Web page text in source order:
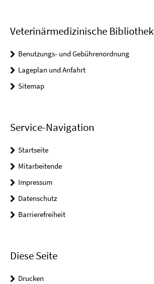
Veterinärmedizinische Bibliothek
Benutzungs- und Gebührenordnung
Lageplan und Anfahrt
Sitemap
Service-Navigation
Startseite
Mitarbeitende
Impressum
Datenschutz
Barrierefreiheit
Diese Seite
Drucken